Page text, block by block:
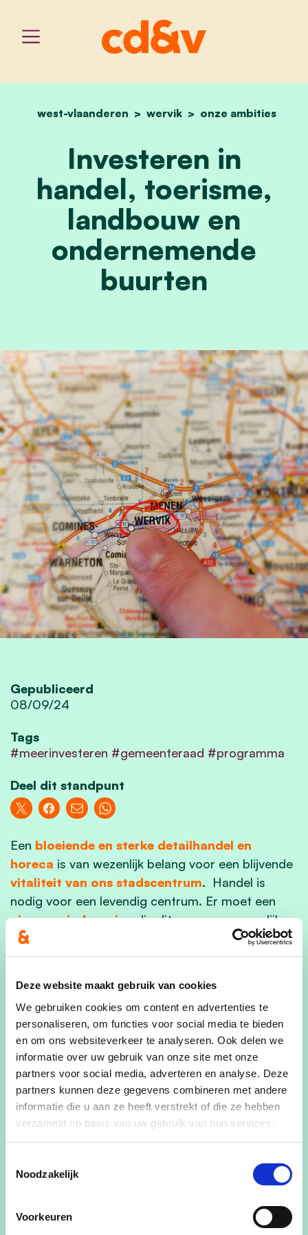
Deze website maakt gebruik van cookies
We gebruiken cookies om content en advertenties te
personaliseren, om functies voor social media te bieden
en om ons websiteverkeer te analyseren. Ook delen we
informatie over uw gebruik van onze site met onze
partners voor social media, adverteren en analyse. Deze
partners kunnen deze gegevens combineren met andere
informatie die u aan ze heeft verstrekt of die ze hebben
verzameld op basis van uw gebruik van hun services.
Noodzakelijk
Voorkeuren
home
west-vlaanderen wervik onze ambities
investeren in handel,
Investeren in
handel, toerisme,
landbouw en
ondernemende
buurten
Gepubliceerd
08/09/24
Tags
#meerinvesteren #gemeenteraad #programma
Deel dit standpunt
Een bloeiende en sterke detailhandel en
horeca is van wezenlijk belang voor een blijvende
vitaliteit van ons stadscentrum. Handel is
nodig voor een levendig centrum. Er moet een
nieuwe wind waaiendie dit nog meer mogelijk
maakt. We willen geen slapende stad worden.
op vandaag een zaak start, neemt risico’s. Deze
handelaars verdienen onze steun vanuit de Stad.
De komende 6 jaar gaan we verder inzetten om
een vriendelijk klimaat te maken voor onze
centra voor de detailhandel. Onze gezellige stad
biedt heel veel mogelijkheden hiertoe en die
moeten in het licht gezet worden.
Land- en tuinbouw zijn in Wervik belangrijke
sector, we moeten inzetten op de
ondersteuning
landbouw.